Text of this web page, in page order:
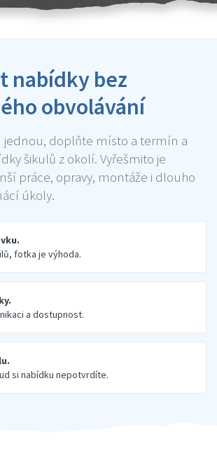
nabídky bez
obvolávání
jednou, doplňte místo a termín a
šikulů z okolí. Vyřešmito je
práce, opravy, montáže i dlouho
úkoly.
fotka je výhoda.
a dostupnost.
si nabídku nepotvrdíte.